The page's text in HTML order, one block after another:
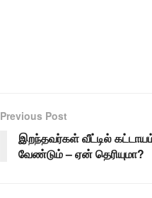
Previous Post
இறந்தவர்கள் வீட்டில் கட்டாயம்
வேண்டும் – ஏன் தெரியுமா?